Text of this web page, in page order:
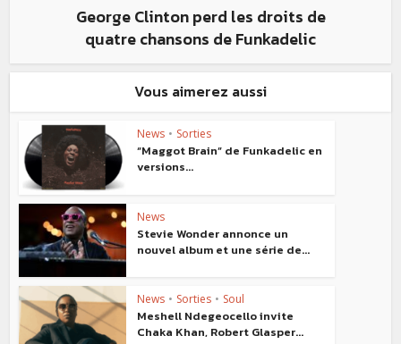
George Clinton perd les droits de
quatre chansons de Funkadelic
Vous aimerez aussi
News • Sorties
“Maggot Brain” de Funkadelic en
versions...
News
Stevie Wonder annonce un
nouvel album et une série de...
News • Sorties • Soul
Meshell Ndegeocello invite
Chaka Khan, Robert Glasper...